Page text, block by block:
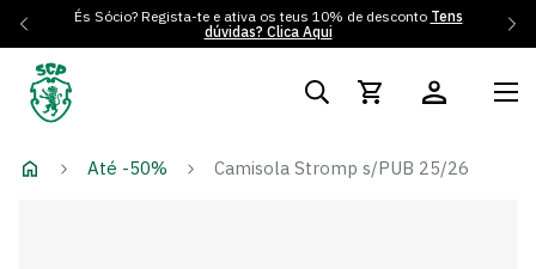
És Sócio? Regista-te e ativa os teus 10% de desconto Tens
dúvidas? Clica Aqui
Até -50% Camisola Stromp s/PUB 25/26